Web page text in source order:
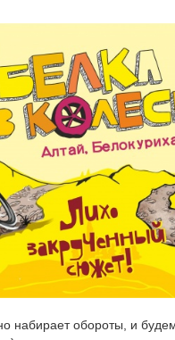
набирает обороты, и